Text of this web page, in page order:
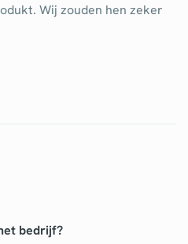
Wij zouden hen zeker
bedrijf?